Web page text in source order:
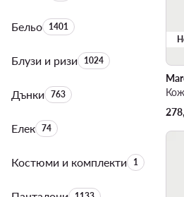
БельоБрой на продуктите:
1401
Блузи и ризиБрой на продуктите:
1024
ДънкиБрой на продуктите:
763
ЕлекБрой на продуктите:
74
Костюми и комплектиБрой на
1